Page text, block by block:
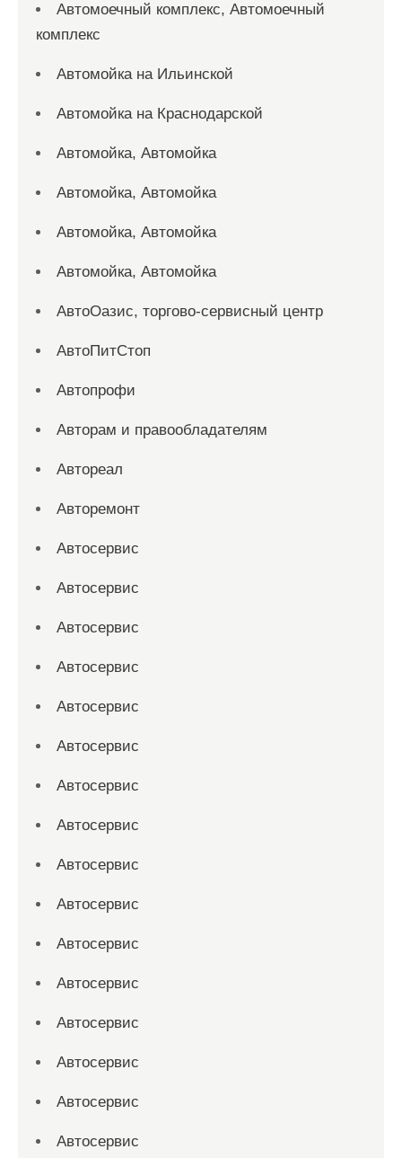
Автомоечный комплекс, Автомоечный
комплекс
Автомойка на Ильинской
Автомойка на Краснодарской
Автомойка, Автомойка
Автомойка, Автомойка
Автомойка, Автомойка
Автомойка, Автомойка
АвтоОазис, торгово-сервисный центр
АвтоПитСтоп
Автопрофи
Авторам и правообладателям
Автореал
Авторемонт
Автосервис
Автосервис
Автосервис
Автосервис
Автосервис
Автосервис
Автосервис
Автосервис
Автосервис
Автосервис
Автосервис
Автосервис
Автосервис
Автосервис
Автосервис
Автосервис